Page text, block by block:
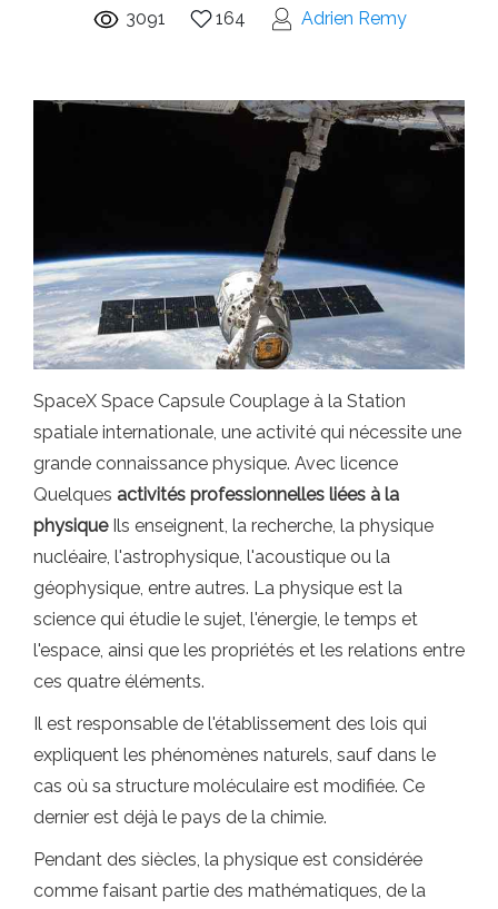
3091 164 Adrien Remy
SpaceX Space Capsule Couplage à la Station
spatiale internationale, une activité qui nécessite une
grande connaissance physique. Avec licence
Quelques activités professionnelles liées à la
physiqueIls enseignent, la recherche, la physique
nucléaire, l'astrophysique, l'acoustique ou la
géophysique, entre autres. La physique est la
science qui étudie le sujet, l'énergie, le temps et
l'espace, ainsi que les propriétés et les relations entre
ces quatre éléments.
Il est responsable de l'établissement des lois qui
expliquent les phénomènes naturels, sauf dans le
cas où sa structure moléculaire est modifiée. Ce
dernier est déjà le pays de la chimie.
Pendant des siècles, la physique est considérée
comme faisant partie des mathématiques, de la